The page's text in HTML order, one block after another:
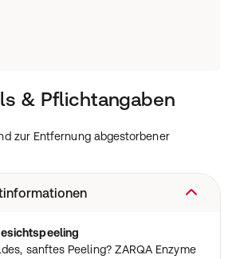
& Pflichtangaben
zur Entfernung abgestorbener
sanftes Peeling? ZARQA Enzyme